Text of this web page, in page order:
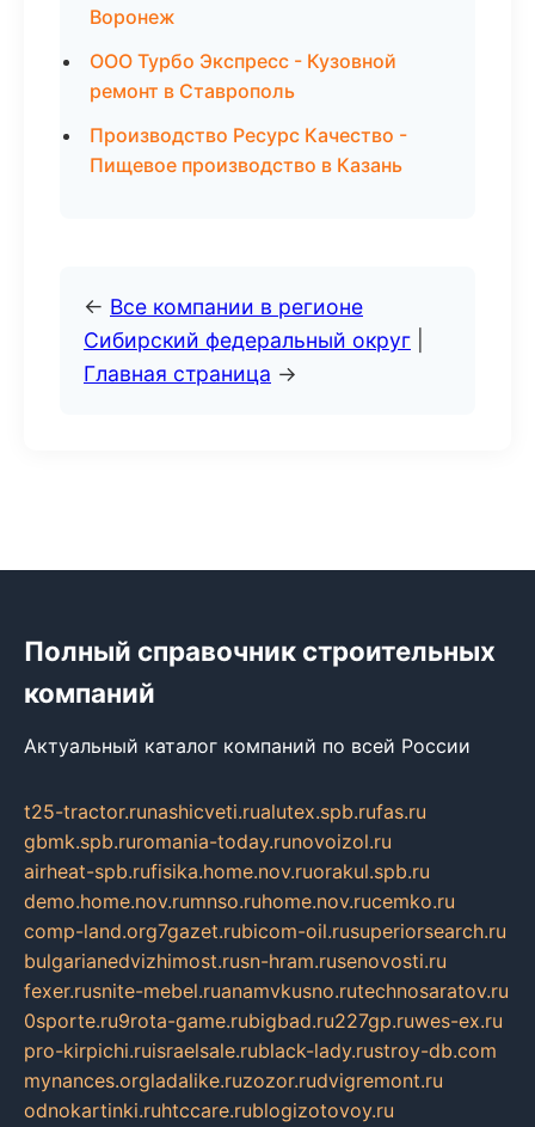
Воронеж
ООО Турбо Экспресс - Кузовной
ремонт в Ставрополь
Производство Ресурс Качество -
Пищевое производство в Казань
← Все компании в регионе
Сибирский федеральный округ
Главная страница →
Полный справочник строительных
компаний
Актуальный каталог компаний по всей России
t25-tractor.runashicveti.rualutex.spb.rufas.ru
gbmk.spb.ruromania-today.runovoizol.ru
airheat-spb.rufisika.home.nov.ruorakul.spb.ru
demo.home.nov.rumnso.ruhome.nov.rucemko.ru
comp-land.org7gazet.rubicom-oil.rusuperiorsearch.ru
bulgarianedvizhimost.rusn-hram.rusenovosti.ru
fexer.rusnite-mebel.ruanamvkusno.rutechnosaratov.ru
0sporte.ru9rota-game.rubigbad.ru227gp.ruwes-ex.ru
pro-kirpichi.ruisraelsale.rublack-lady.rustroy-db.com
mynances.orgladalike.ruzozor.rudvigremont.ru
odnokartinki.ruhtccare.rublogizotovoy.ru